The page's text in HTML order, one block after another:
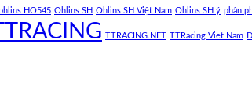
HO545 Ohlins SH Ohlins SH Việt Nam Ohlins SH ý phân
TTRACING.NET TTRacing Viet Nam